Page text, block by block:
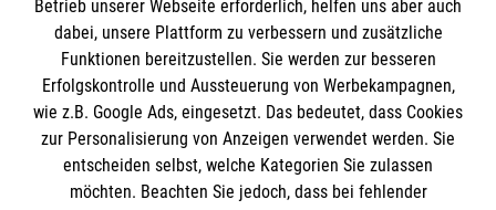
Informationen
Impressum
Datenschutz
Kontakt
Barrierefreiheit
Die Malteser
Betrieb unserer Webseite erforderlich, helfen uns aber auch
dabei, unsere Plattform zu verbessern und zusätzliche
Funktionen bereitzustellen. Sie werden zur besseren
Erfolgskontrolle und Aussteuerung von Werbekampagnen,
wie z.B. Google Ads, eingesetzt. Das bedeutet, dass Cookies
zur Personalisierung von Anzeigen verwendet werden. Sie
entscheiden selbst, welche Kategorien Sie zulassen
möchten. Beachten Sie jedoch, dass bei fehlender